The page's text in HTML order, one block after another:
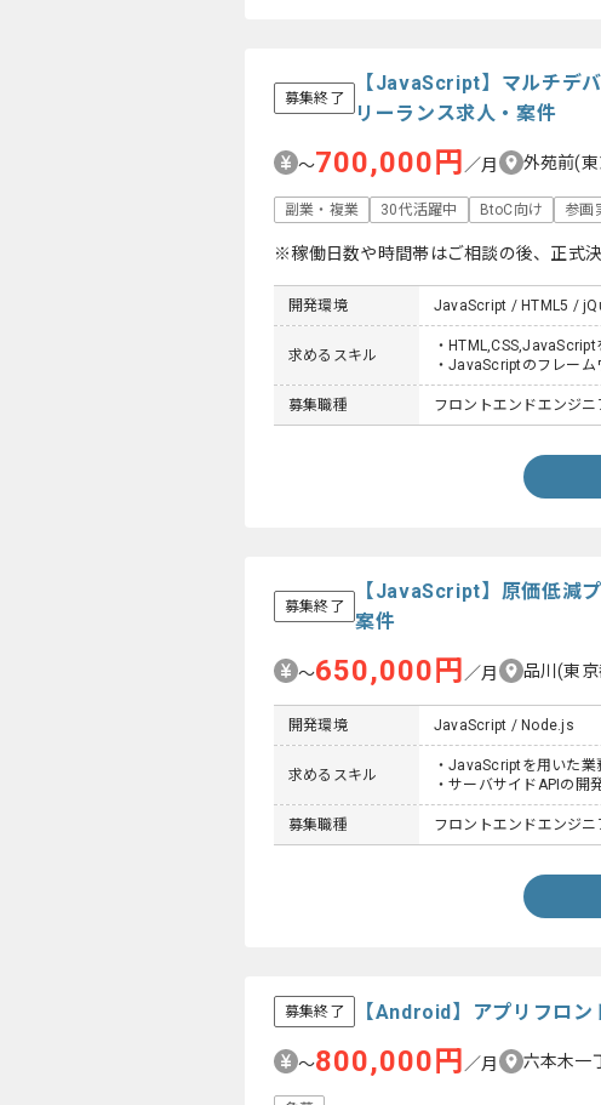
募集終了
【JavaScript】マルチデ
リーランス求人・案件
〜700,000円 ／月 外苑前(東
副業・複業 30代活躍中 BtoC向け 参画
※稼働日数や時間帯はご相談の後、正式決
開発環境 JavaScript / HTML5 /
求めるスキル
・
・JavaScriptのフレー
募集職種 フロントエンドエンジ
募集終了
【JavaScript】原価低減プ
案件
〜650,000円 ／月 品川(東京
開発環境 JavaScript / Node.js
求めるスキル
・JavaScriptを用いた
・サーバサイドAPIの開
募集職種 フロントエンドエンジ
募集終了 【Android】アプリフロ
〜800,000円 ／月 六本木一